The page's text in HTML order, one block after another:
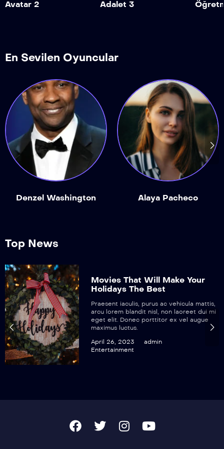
Avatar 2 Adalet 3
En Sevilen Oyuncular
Denzel Washington Alaya Pacheco
Top News
Movies That Will Make Your
Holidays The Best
Praesent iaculis, purus ac vehicula mattis,
arcu lorem blandit nisl, non laoreet dui mi
eget elit. Donec porttitor ex vel augue
maximus luctus.
April 26, 2023
admin
Entertainment